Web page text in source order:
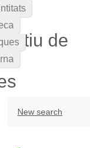
de
New search